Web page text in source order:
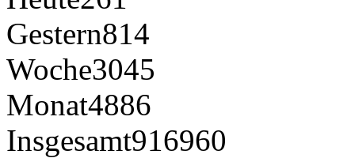
Gestern814
Woche3045
Monat4886
Insgesamt916960